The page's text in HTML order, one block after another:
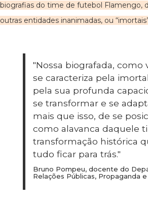
biografias do time de futebol Flamengo,
outras entidades inanimadas, ou
"Nossa biografada, como
se caracteriza pela
pela sua profunda
se transformar e se
mais que isso, de se
como alavanca daquele
transformação histórica
tudo ficar para trás."
Bruno Pompeu, docente do
Relações Públicas, Propaganda